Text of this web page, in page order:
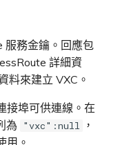
服務金鑰。回應包
詳細資
料來建立 VXC。
接埠可供連線。在
為
"vxc":null
，
用。